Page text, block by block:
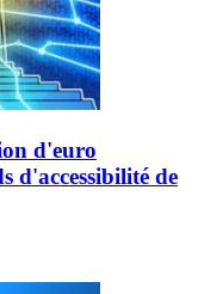
d'euro
d'accessibilité de